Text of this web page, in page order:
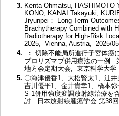
3. Kenta Ohmatsu, HASHIMOTO
KONO, KANAI Takayuki,
Jiyunpei： Long-Term
Brachytherapy Combined with
Radiotherapy for High-Risk
2025, Vienna, Austria, 2025/05
4. .： 切除不能局所進行子宮体癌
ブロリズマブ併用療法の一例.
地方会定期大会, 東京科学大
5. 〇海津優香1、大松賢太1、辻
吉川優平1、金井貴幸1、橋本
S-1併用強度変調放射線治療を
討. 日本放射線腫瘍学会 第38